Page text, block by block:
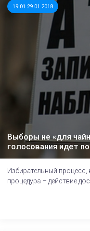
19:01 29.01.2018
Выборы не «для
голосования идет
Избирательный
процедура – действие